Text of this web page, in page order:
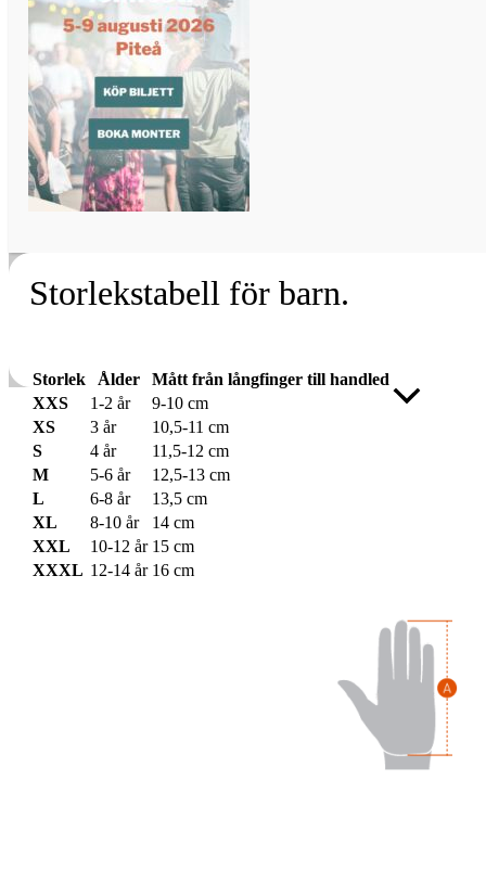
Storlekstabell för barn.
Storlek Ålder
Mått från långfinger till handled
XXS
1-2 år
9-10 cm
XS
3 år
10,5-11 cm
S
4 år
11,5-12 cm
M
5-6 år
12,5-13 cm
L
6-8 år
13,5 cm
XL
8-10 år
14 cm
XXL
10-12 år 15 cm
XXXL 12-14 år 16 cm